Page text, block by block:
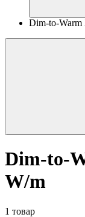
Dim-to-
Dim-to-
W/m
1 товар